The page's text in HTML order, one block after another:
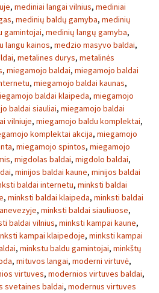
, mediniai langai vilnius, mediniai
, medinių baldų gamyba, medinių
gamintojai, medinių langų gamyba,
langu kainos, medzio masyvo baldai,
, metalines durys, metalinės
, miegamojo baldai, miegamojo baldai
, miegamojo baldai kaunas,
baldai klaipeda, miegamojo
baldai siauliai, miegamojo baldai
vilniuje, miegamojo baldu komplektai,
komplektai akcija, miegamojo
, miegamojo spintos, miegamojo
, migdolas baldai, migdolo baldai,
, minijos baldai kaune, minijos baldai
baldai internetu, minksti baldai
, minksti baldai klaipeda, minksti baldai
, minksti baldai siauliuose,
baldai vilnius, minksti kampai kaune,
kampai klaipedoje, minksti kampai
, minkstu baldu gamintojai, minkštų
, mituvos langai, moderni virtuvė,
virtuves, modernios virtuves baldai,
svetaines baldai, modernus virtuves